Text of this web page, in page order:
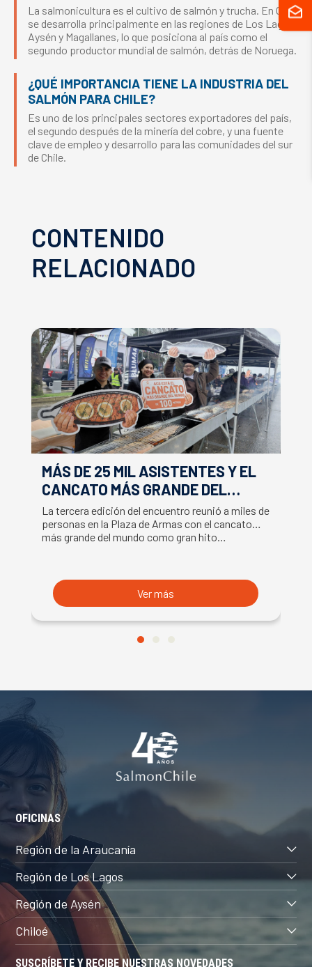
La salmonicultura es el cultivo de salmón y trucha. En Chile
se desarrolla principalmente en las regiones de Los Lagos,
Aysén y Magallanes, lo que posiciona al país como el
segundo productor mundial de salmón, detrás de Noruega.
¿QUÉ IMPORTANCIA TIENE LA INDUSTRIA DEL
SALMÓN PARA CHILE?
Es uno de los principales sectores exportadores del país,
el segundo después de la minería del cobre, y una fuente
clave de empleo y desarrollo para las comunidades del sur
de Chile.
CONTENIDO
RELACIONADO
MÁS DE 25 MIL ASISTENTES Y EL
CANCATO MÁS GRANDE DEL
MUNDO MARCAN EXITOSO CIERRE
DE LA SEMANA DEL SALMÓN
La tercera edición del encuentro reunió a miles de
personas en la Plaza de Armas con el cancato
más grande del mundo como gran hito…
Ver más
SUSCRÍBETE Y RECIBE NUESTRAS NOVEDADES
OFICINAS
Región de la Araucanía
Región de Los Lagos
Región de Aysén
Chiloé